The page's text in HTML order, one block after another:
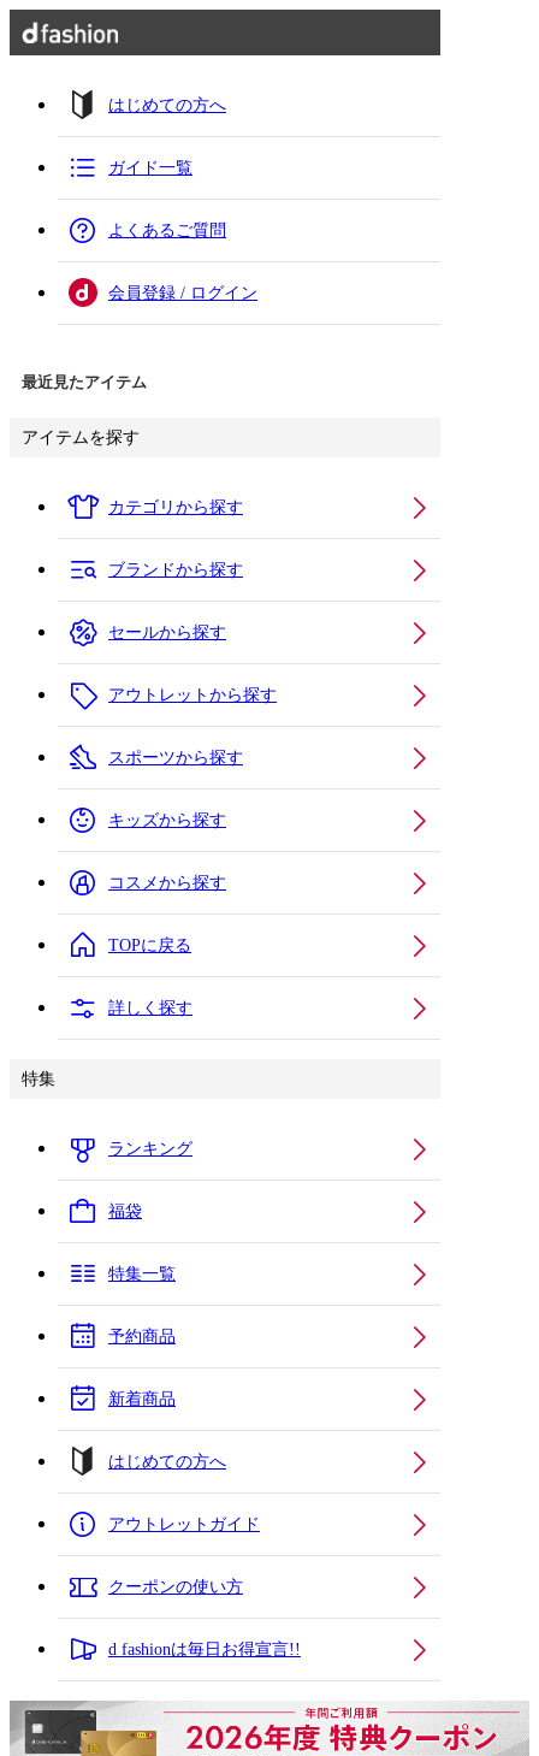
はじめての方へ
ガイド一覧
よくあるご質問
会員登録 / ログイン
最近見たアイテム
アイテムを探す
カテゴリから探す
ブランドから探す
セールから探す
アウトレットから探す
スポーツから探す
キッズから探す
コスメから探す
TOPに戻る
詳しく探す
特集
ランキング
福袋
特集一覧
予約商品
新着商品
はじめての方へ
アウトレットガイド
クーポンの使い方
d fashionは毎日お得宣言!!